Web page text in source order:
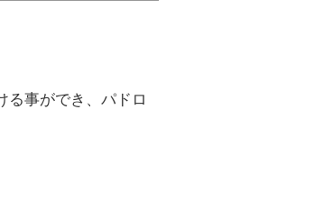
る事ができ、パドロ